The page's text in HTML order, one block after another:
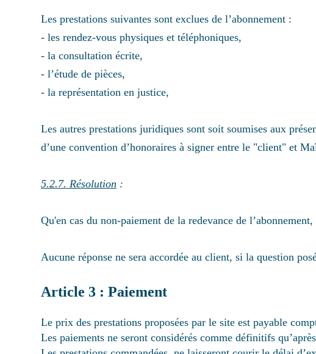
Les prestations suivantes sont exclues de l’abonnement :
- les rendez-vous physiques et téléphoniques,
- la consultation écrite,
- l’étude de pièces,
- la représentation en justice,
Les autres prestations juridiques sont soit soumises aux
d’une convention d’honoraires à signer entre le "client" et
5.2.7. Résolution :
Qu'en cas du non-paiement de la redevance de
Aucune réponse ne sera accordée au client, si la question
Article 3 : Paiement
Le prix des prestations proposées par le site est payable
Les paiements ne seront considérés comme définitifs